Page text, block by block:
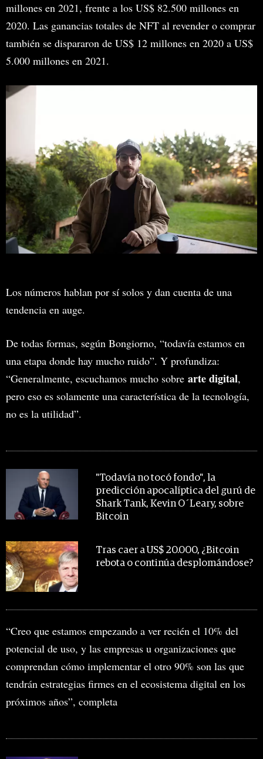
millones en 2021, frente a los US$ 82.500 millones en
2020. Las ganancias totales de NFT al revender o comprar
también se dispararon de US$ 12 millones en 2020 a US$
5.000 millones en 2021.
Los números hablan por sí solos y dan cuenta de una
tendencia en auge.
De todas formas, según Bongiorno, “todavía estamos en
una etapa donde hay mucho ruido”. Y profundiza:
“Generalmente, escuchamos mucho sobre arte digital,
pero eso es solamente una característica de la tecnología,
no es la utilidad”.
"Todavía no tocó fondo", la
predicción apocalíptica del gurú de
Shark Tank, Kevin O´Leary, sobre
Bitcoin
Tras caer a US$ 20.000, ¿Bitcoin
rebota o continúa desplomándose?
“Creo que estamos empezando a ver recién el 10% del
potencial de uso, y las empresas u organizaciones que
comprendan cómo implementar el otro 90% son las que
tendrán estrategias firmes en el ecosistema digital en los
próximos años”, completa